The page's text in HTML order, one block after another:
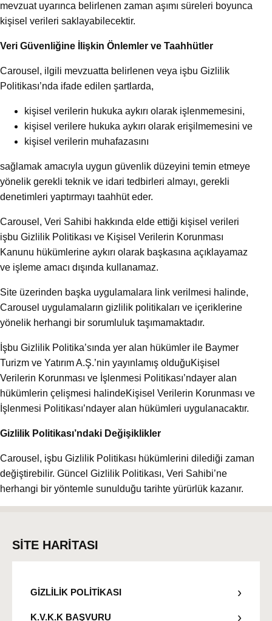
mevzuat uyarınca belirlenen zaman aşımı süreleri boyunca
kişisel verileri saklayabilecektir.
Veri Güvenliğine İlişkin Önlemler ve Taahhütler
Carousel, ilgili mevzuatta belirlenen veya işbu Gizlilik
Politikası’nda ifade edilen şartlarda,
kişisel verilerin hukuka aykırı olarak işlenmemesini,
kişisel verilere hukuka aykırı olarak erişilmemesini ve
kişisel verilerin muhafazasını
sağlamak amacıyla uygun güvenlik düzeyini temin etmeye
yönelik gerekli teknik ve idari tedbirleri almayı, gerekli
denetimleri yaptırmayı taahhüt eder.
Carousel, Veri Sahibi hakkında elde ettiği kişisel verileri
işbu Gizlilik Politikası ve Kişisel Verilerin Korunması
Kanunu hükümlerine aykırı olarak başkasına açıklayamaz
ve işleme amacı dışında kullanamaz.
Site üzerinden başka uygulamalara link verilmesi halinde,
Carousel uygulamaların gizlilik politikaları ve içeriklerine
yönelik herhangi bir sorumluluk taşımamaktadır.
İşbu Gizlilik Politika’sında yer alan hükümler ile Baymer
Turizm ve Yatırım A.Ş.’nin yayınlamış olduğuKişisel
Verilerin Korunması ve İşlenmesi Politikası’ndayer alan
hükümlerin çelişmesi halindeKişisel Verilerin Korunması ve
İşlenmesi Politikası’ndayer alan hükümleri uygulanacaktır.
Gizlilik Politikası’ndaki Değişiklikler
Carousel, işbu Gizlilik Politikası hükümlerini dilediği zaman
değiştirebilir. Güncel Gizlilik Politikası, Veri Sahibi’ne
herhangi bir yöntemle sunulduğu tarihte yürürlük kazanır.
SİTE HARİTASI
GİZLİLİK POLİTİKASI
K.V.K.K BAŞVURU